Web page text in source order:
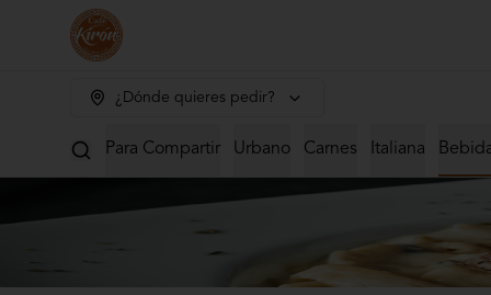
¿Dónde quieres pedir?
Para Compartir Urbano Carnes Italiana